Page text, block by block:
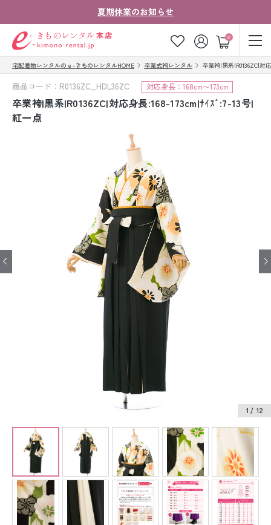
夏期休業のお知らせ
0
ゲスト
お気に入り ログイン カート
ご注文の流れ
会社案内
法人・グループの
お客様はこちら
七五三レンタル
訪問着・付下げレンタル
ジュニア着物レンタル
ジュニア洋装レンタル
ベビー洋装レンタル
紋付袴レンタル
宅配着物レンタルのｅ-きものレンタルHOME 卒業式袴レンタル 卒業袴|黒系|R0136ZC|対
商品コード：R0136ZC_HDL36ZC 対応身長：168cm〜173cm
卒業袴|黒系|R0136ZC|対応身長:168-173cm|ｻｲｽﾞ:7-13号|
紅一点
1 / 12